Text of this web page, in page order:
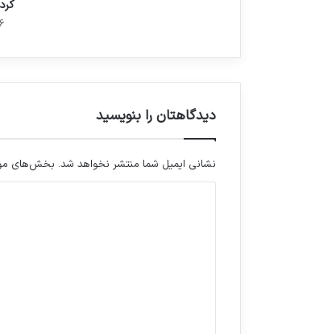
16
دیدگاهتان را بنویسید
نشانی ایمیل شما منتشر نخواهد شد. بخش‌های